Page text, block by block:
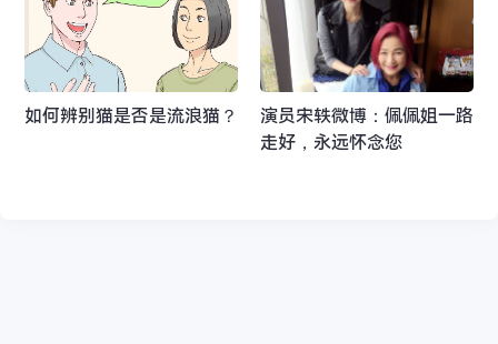
如何辨别猫是否是流浪猫？
演员宋轶微博：佩佩姐一路
走好，永远怀念您​​​